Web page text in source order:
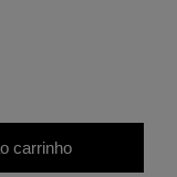
carrinho